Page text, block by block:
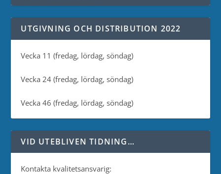
UTGIVNING OCH DISTRIBUTION 2022
Vecka 11 (fredag, lördag, söndag)
Vecka 24 (fredag, lördag, söndag)
Vecka 46 (fredag, lördag, söndag)
VID UTEBLIVEN TIDNING…
Kontakta kvalitetsansvarig: